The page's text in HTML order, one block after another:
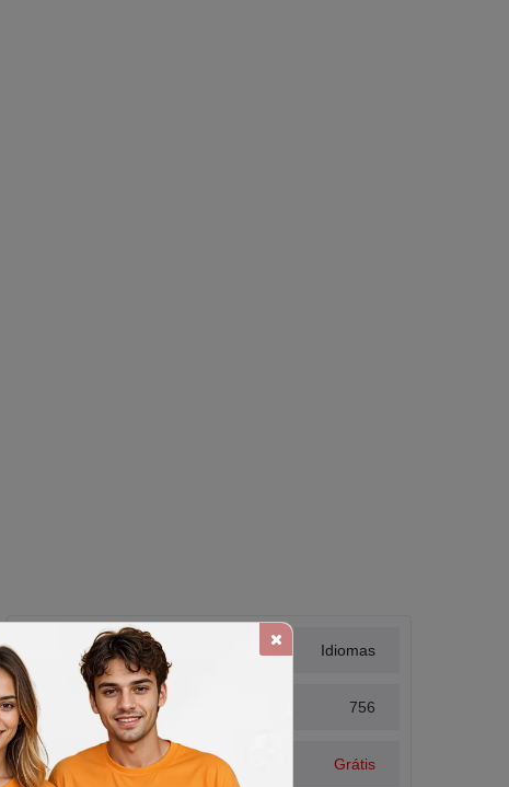
Área Relacionada Idiomas
Alunos Matriculados 756
Valor Grátis